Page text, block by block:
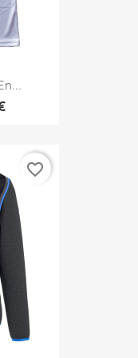
favorite_border